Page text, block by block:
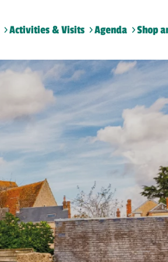
Activities & Visits Agenda Shop